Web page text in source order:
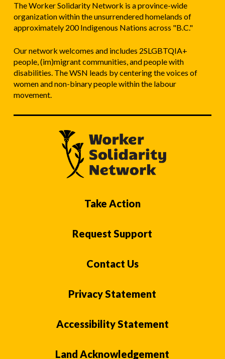
The Worker Solidarity Network is a province-wide
organization within the unsurrendered homelands of
approximately 200 Indigenous Nations across "B.C."
Our network welcomes and includes 2SLGBTQIA+
people, (im)migrant communities, and people with
disabilities. The WSN leads by centering the voices of
women and non-binary people within the labour
movement.
Take Action
Request Support
Contact Us
Privacy Statement
Accessibility Statement
Land Acknowledgement